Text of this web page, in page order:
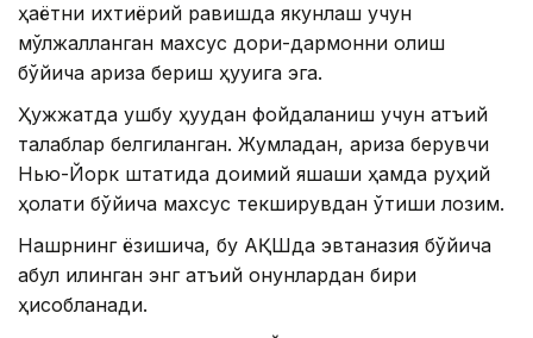
ҳаётни ихтиёрий равишда якунлаш учун
мўлжалланган махсус дори-дармонни олиш
бўйича ариза бериш ҳуқуқига эга.
Ҳужжатда ушбу ҳуқуқдан фойдаланиш учун қатъий
талаблар белгиланган. Жумладан, ариза берувчи
Нью-Йорк штатида доимий яшаши ҳамда руҳий
ҳолати бўйича махсус текширувдан ўтиши лозим.
Нашрнинг ёзишича, бу АҚШда эвтаназия бўйича
қабул қилинган энг қатъий қонунлардан бири
ҳисобланади.